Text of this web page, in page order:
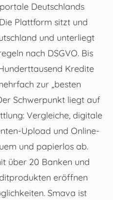
Deutschlands
Plattform sitzt und
und unterliegt
nach DSGVO. Bis
Kredite
zur „besten
Schwerpunkt liegt auf
Vergleiche, digitale
Upload und Online-
und papierlos ab.
über 20 Banken und
eröffnen
Smava ist